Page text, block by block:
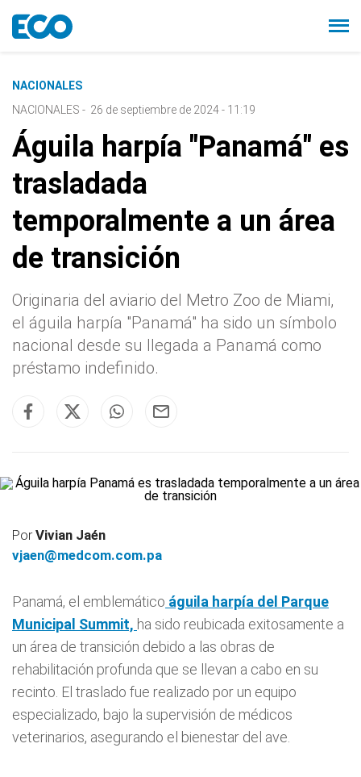
NACIONALES
NACIONALES - 26 de septiembre de 2024 - 11:19
Águila harpía "Panamá" es
trasladada
temporalmente a un área
de transición
Originaria del aviario del Metro Zoo de Miami,
el águila harpía "Panamá" ha sido un símbolo
nacional desde su llegada a Panamá como
préstamo indefinido.
PorVivian Jaén
vjaen@medcom.com.pa
Panamá, el emblemático águila harpía del Parque
Municipal Summit, ha sido reubicada exitosamente a
un área de transición debido a las obras de
rehabilitación profunda que se llevan a cabo en su
recinto. El traslado fue realizado por un equipo
especializado, bajo la supervisión de médicos
veterinarios, asegurando el bienestar del ave.